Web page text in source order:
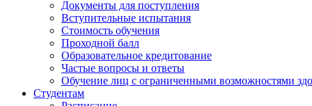
Документы для поступления
Вступительные испытания
Стоимость обучения
Проходной балл
Образовательное кредитование
Частые вопросы и ответы
Обучение лиц с ограниченными возможностями
Студентам